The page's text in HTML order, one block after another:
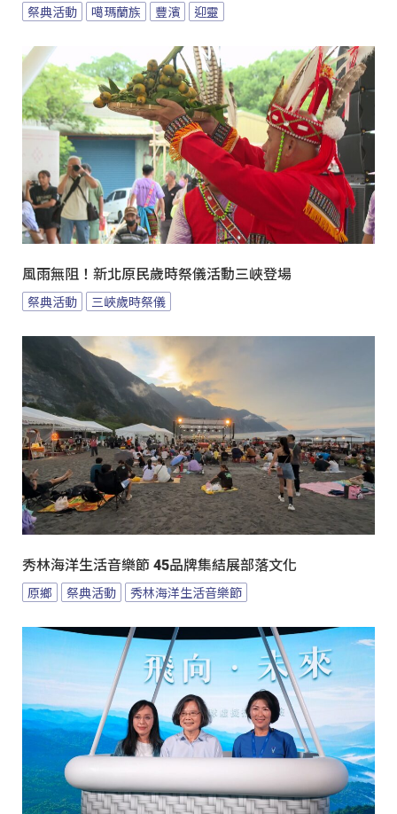
祭典活動 噶瑪蘭族 豐濱 迎靈
風雨無阻！新北原民歲時祭儀活動三峽登場
祭典活動 三峽歲時祭儀
秀林海洋生活音樂節 45品牌集結展部落文化
原鄉 祭典活動 秀林海洋生活音樂節